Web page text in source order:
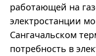
работающей на
электростанции
Сангачальском
потребность в